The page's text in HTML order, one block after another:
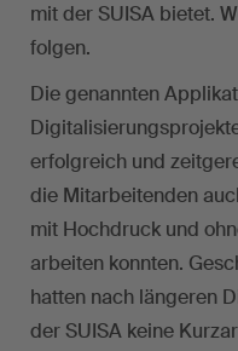
mit der SUISA bietet.
folgen.
Die genannten
erfolgreich und
die Mitarbeitenden
mit Hochdruck und
arbeiten konnten.
hatten nach längeren
der SUISA keine